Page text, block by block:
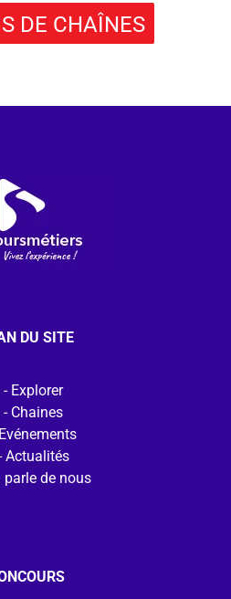
DE CHAÎNES
DU SITE
Explorer
Chaines
Evénements
Actualités
parle de nous